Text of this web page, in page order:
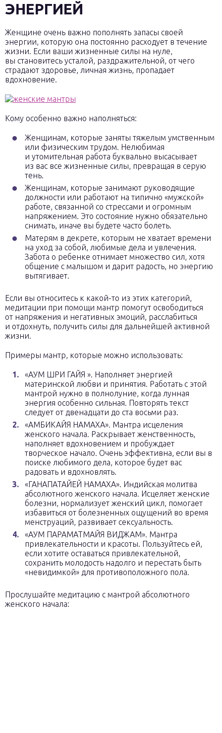
ЭНЕРГИЕЙ
Женщине очень важно пополнять запасы своей
энергии, которую она постоянно расходует в течение
жизни. Если ваши жизненные силы на нуле,
вы становитесь усталой, раздражительной, от чего
страдают здоровье, личная жизнь, пропадает
вдохновение.
Кому особенно важно наполняться:
Женщинам, которые заняты тяжелым умственным
или физическим трудом. Нелюбимая
и утомительная работа буквально высасывает
из вас все жизненные силы, превращая в серую
тень.
Женщинам, которые занимают руководящие
должности или работают на типично «мужской»
работе, связанной со стрессами и огромным
напряжением. Это состояние нужно обязательно
снимать, иначе вы будете часто болеть.
Матерям в декрете, которым не хватает времени
на уход за собой, любимые дела и увлечения.
Забота о ребенке отнимает множество сил, хотя
общение с малышом и дарит радость, но энергию
вытягивает.
Если вы относитесь к какой-то из этих категорий,
медитации при помощи мантр помогут освободиться
от напряжения и негативных эмоций, расслабиться
и отдохнуть, получить силы для дальнейшей активной
жизни.
Примеры мантр, которые можно использовать:
«АУМ ШРИ ГАЙЯ ». Наполняет энергией
материнской любви и принятия. Работать с этой
мантрой нужно в полнолуние, когда лунная
энергия особенно сильная. Повторять текст
следует от двенадцати до ста восьми раз.
«АМБИКАЙЯ НАМАХА». Мантра исцеления
женского начала. Раскрывает женственность,
наполняет вдохновением и пробуждает
творческое начало. Очень эффективна, если вы в
поиске любимого дела, которое будет вас
радовать и вдохновлять.
«ГАНАПАТАЙЕЙ НАМАХА». Индийская молитва
абсолютного женского начала. Исцеляет женские
болезни, нормализует женский цикл, помогает
избавиться от болезненных ощущений во время
менструаций, развивает сексуальность.
«АУМ ПАРАМАТМАЙЯ ВИДЖАМ». Мантра
привлекательности и красоты. Пользуйтесь ей,
если хотите оставаться привлекательной,
сохранить молодость надолго и перестать быть
«невидимкой» для противоположного пола.
Прослушайте медитацию с мантрой абсолютного
женского начала: